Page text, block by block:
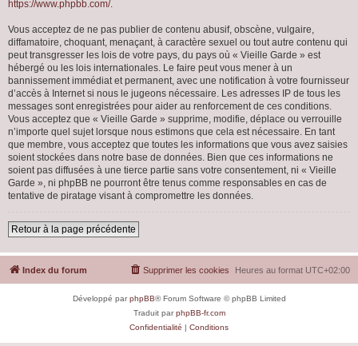
https://www.phpbb.com/.
Vous acceptez de ne pas publier de contenu abusif, obscène, vulgaire,
diffamatoire, choquant, menaçant, à caractère sexuel ou tout autre contenu qui
peut transgresser les lois de votre pays, du pays où « Vieille Garde » est
hébergé ou les lois internationales. Le faire peut vous mener à un
bannissement immédiat et permanent, avec une notification à votre fournisseur
d’accès à Internet si nous le jugeons nécessaire. Les adresses IP de tous les
messages sont enregistrées pour aider au renforcement de ces conditions.
Vous acceptez que « Vieille Garde » supprime, modifie, déplace ou verrouille
n’importe quel sujet lorsque nous estimons que cela est nécessaire. En tant
que membre, vous acceptez que toutes les informations que vous avez saisies
soient stockées dans notre base de données. Bien que ces informations ne
soient pas diffusées à une tierce partie sans votre consentement, ni « Vieille
Garde », ni phpBB ne pourront être tenus comme responsables en cas de
tentative de piratage visant à compromettre les données.
Retour à la page précédente
Index du forum Heures au format UTC+02:00
Supprimer les cookies
Développé parphpBB® Forum Software © phpBB Limited
Traduit parphpBB-fr.com
Confidentialité | Conditions